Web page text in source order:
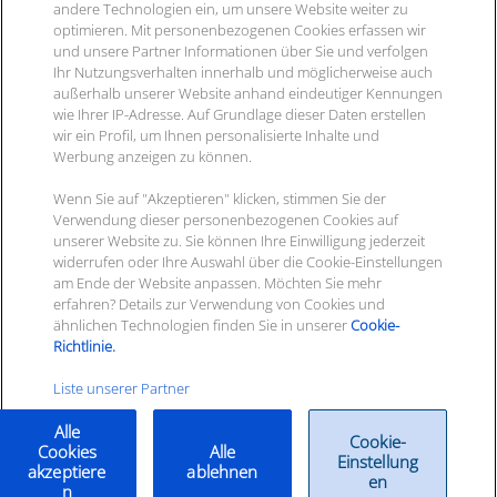
2‑Faktor-Athentifizierung
Karriere bei ITscope
Presse
Termine & Messen
Kontakt
ITscope GmbH
Durlacher Allee 73
76131 Karlsruhe
IhreKontaktmöglichkeiten
Newsletter abon­nie­ren
Impressum Datenschutz| ITscope Roadmap
andere Technologien ein, um unsere Website weiter zu
optimieren. Mit personenbezogenen Cookies erfassen wir
und unsere Partner Informationen über Sie und verfolgen
Ihr Nutzungsverhalten innerhalb und möglicherweise auch
außerhalb unserer Website anhand eindeutiger Kennungen
wie Ihrer IP-Adresse. Auf Grundlage dieser Daten erstellen
wir ein Profil, um Ihnen personalisierte Inhalte und
Werbung anzeigen zu können.
Wenn Sie auf "Akzeptieren" klicken, stimmen Sie der
Verwendung dieser personenbezogenen Cookies auf
unserer Website zu. Sie können Ihre Einwilligung jederzeit
widerrufen oder Ihre Auswahl über die Cookie-Einstellungen
am Ende der Website anpassen. Möchten Sie mehr
erfahren? Details zur Verwendung von Cookies und
ähnlichen Technologien finden Sie in unsererCookie-
Richtlinie.
Liste unserer Partner
Cookie-
Einstellung
en
Alle
ablehnen
Alle
Cookies
akzeptiere
n